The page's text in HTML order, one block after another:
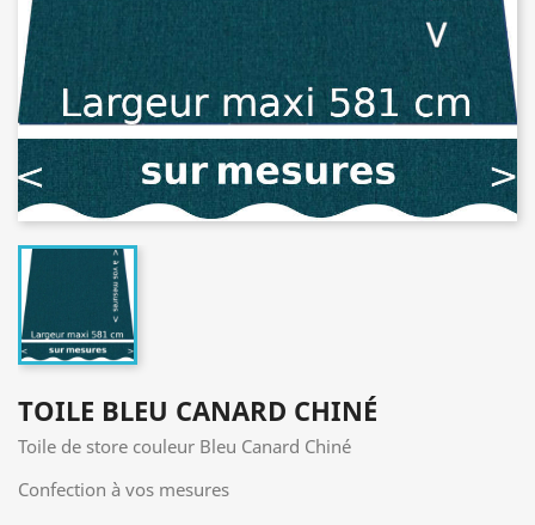
TOILE BLEU CANARD CHINÉ
Toile de store couleur Bleu Canard Chiné
Confection à vos mesures